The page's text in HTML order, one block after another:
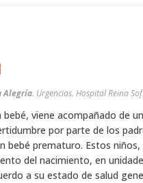
Alegría. Urgencias. Hospital Reina
bebé, viene acompañado de un
por parte de los
bebé prematuro. Estos niños,
del nacimiento, en
a su estado de salud